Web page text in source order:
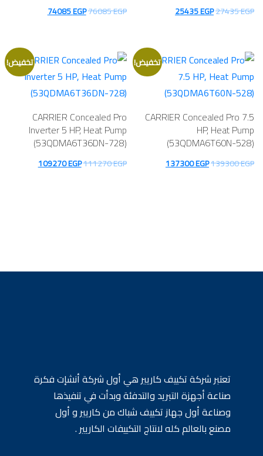
27435EGP
السعر
27435 EGP.
25435EGP
25435 EGP.
76085EGP
السعر
76085 EGP.
74085EGP
74085 EGP.
تخفيض!
CARRIER Concealed Pro 7.5
HP, Heat Pump
(53QDMA6T60N-528)
139300EGP
السعر137300EGP
تخفيض!
CARRIER Concealed Pro
Inverter 5 HP, Heat Pump
(53QDMA6T36DN-728)
111270EGP
السعر109270EGP
تعتبر شركة تكييف كاريير هي أول شركة أنشإت فكرة
صناعة أجهزة التبريد والتدفئة وبدأت في تنفيذها
وصناعة أول جهاز تكييف شباك من كاريير و أول
مصنع بالعالم كله لانتاج التكييفات الكاريير .